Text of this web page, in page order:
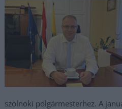
szolnoki polgármesterhez. A